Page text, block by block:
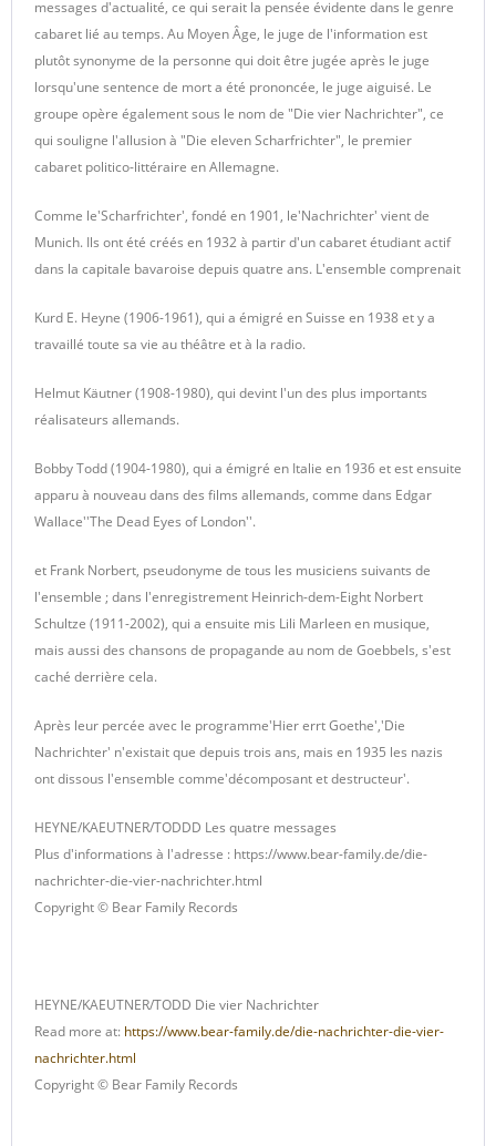
messages d'actualité, ce qui serait la pensée évidente dans le genre
cabaret lié au temps. Au Moyen Âge, le juge de l'information est
plutôt synonyme de la personne qui doit être jugée après le juge
lorsqu'une sentence de mort a été prononcée, le juge aiguisé. Le
groupe opère également sous le nom de "Die vier Nachrichter", ce
qui souligne l'allusion à "Die eleven Scharfrichter", le premier
cabaret politico-littéraire en Allemagne.
Comme le'Scharfrichter', fondé en 1901, le'Nachrichter' vient de
Munich. Ils ont été créés en 1932 à partir d'un cabaret étudiant actif
dans la capitale bavaroise depuis quatre ans. L'ensemble comprenait
Kurd E. Heyne (1906-1961), qui a émigré en Suisse en 1938 et y a
travaillé toute sa vie au théâtre et à la radio.
Helmut Käutner (1908-1980), qui devint l'un des plus importants
réalisateurs allemands.
Bobby Todd (1904-1980), qui a émigré en Italie en 1936 et est ensuite
apparu à nouveau dans des films allemands, comme dans Edgar
Wallace''The Dead Eyes of London''.
et Frank Norbert, pseudonyme de tous les musiciens suivants de
l'ensemble ; dans l'enregistrement Heinrich-dem-Eight Norbert
Schultze (1911-2002), qui a ensuite mis Lili Marleen en musique,
mais aussi des chansons de propagande au nom de Goebbels, s'est
caché derrière cela.
Après leur percée avec le programme'Hier errt Goethe','Die
Nachrichter' n'existait que depuis trois ans, mais en 1935 les nazis
ont dissous l'ensemble comme'décomposant et destructeur'.
HEYNE/KAEUTNER/TODDD Les quatre messages
Plus d'informations à l'adresse : https://www.bear-family.de/die-
nachrichter-die-vier-nachrichter.html
Copyright © Bear Family Records
HEYNE/KAEUTNER/TODD Die vier Nachrichter
Read more at: https://www.bear-family.de/die-nachrichter-die-vier-
nachrichter.html
Copyright © Bear Family Records